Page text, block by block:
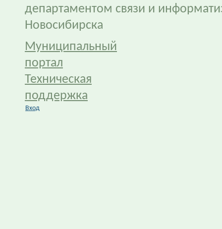
департаментом связи и
Новосибирска
Муниципальный
портал
Техническая
поддержка
Вход